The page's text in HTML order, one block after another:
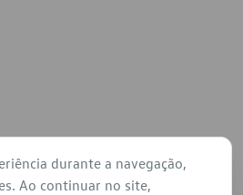
durante a navegação,
Ao continuar no site,